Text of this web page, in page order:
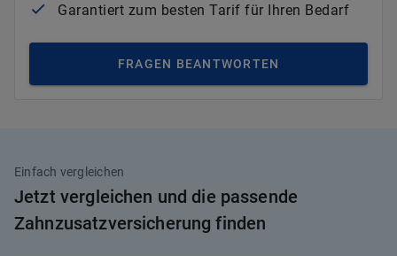
Garantiert zum besten Tarif für Ihren Bedarf
FRAGEN BEANTWORTEN
Einfach vergleichen
Jetzt vergleichen und die passende
Zahnzusatzversicherung finden